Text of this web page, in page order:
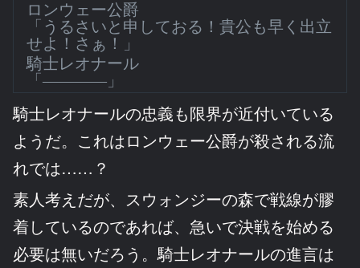
ロンウェー公爵
「うるさいと申しておる！貴公も早く出立
せよ！さぁ！」
騎士レオナール
「――――」
騎士レオナールの忠義も限界が近付いている
ようだ。これはロンウェー公爵が殺される流
れでは……？
素人考えだが、スウォンジーの森で戦線が膠
着しているのであれば、急いで決戦を始める
必要は無いだろう。騎士レオナールの進言は